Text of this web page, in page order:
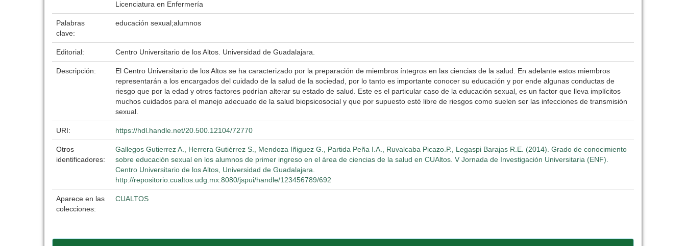
Licenciatura en Enfermería
Palabras
clave:
educación sexual;alumnos
Editorial: Centro Universitario de los Altos. Universidad de Guadalajara.
Descripción:
El Centro Universitario de los Altos se ha caracterizado por la preparación de miembros íntegros en las ciencias de la salud. En adelante estos miembros
representarán a los encargados del cuidado de la salud de la sociedad, por lo tanto es importante conocer su educación y por ende algunas conductas de
riesgo que por la edad y otros factores podrían alterar su estado de salud. Este es el particular caso de la educación sexual, es un factor que lleva implícitos
muchos cuidados para el manejo adecuado de la salud biopsicosocial y que por supuesto esté libre de riesgos como suelen ser las infecciones de transmisión
sexual.
URI: https://hdl.handle.net/20.500.12104/72770
Otros
identificadores:
Gallegos Gutierrez A., Herrera Gutiérrez S., Mendoza Iñiguez G., Partida Peña I.A., Ruvalcaba Picazo.P., Legaspi Barajas R.E. (2014). Grado de conocimiento
sobre educación sexual en los alumnos de primer ingreso en el área de ciencias de la salud en CUAltos. V Jornada de Investigación Universitaria (ENF).
Centro Universitario de los Altos, Universidad de Guadalajara.
http://repositorio.cualtos.udg.mx:8080/jspui/handle/123456789/692
Aparece en las
colecciones:
CUALTOS